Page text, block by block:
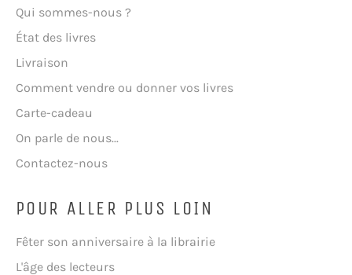
Qui sommes-nous ?
État des livres
Livraison
Comment vendre ou donner vos livres
Carte-cadeau
On parle de nous...
Contactez-nous
POUR ALLER PLUS LOIN
Fêter son anniversaire à la librairie
L'âge des lecteurs